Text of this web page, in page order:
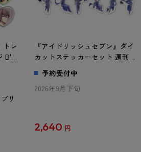
トレ
B's-
セ
リ
『アイドリッシュセブン』ダイ
カットステッカーセット 週刊
ファミ通 Collection
予約受付中
2026年9月下旬
2,640 円